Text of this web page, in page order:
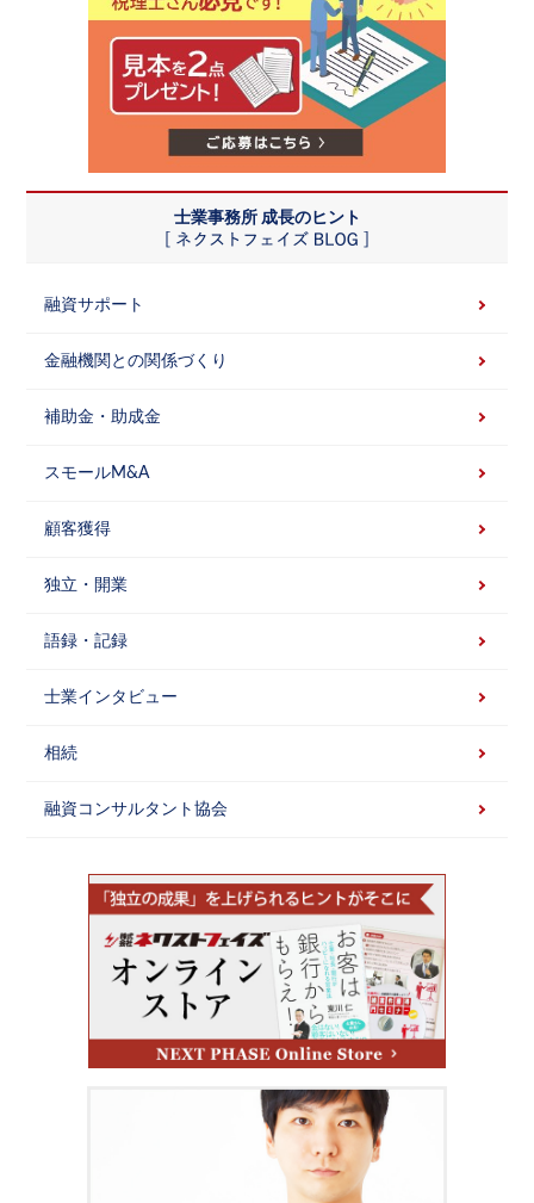
士業事務所 成長のヒント
融資サポート
金融機関との関係づくり
補助金・助成金
スモールM&A
顧客獲得
独立・開業
語録・記録
士業インタビュー
相続
融資コンサルタント協会